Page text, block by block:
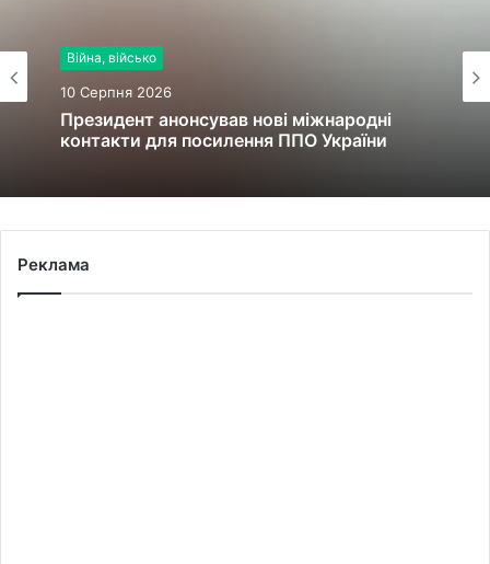
Війна, військо
10 Серпня 2026
Президент анонсував нові міжнародні
контакти для посилення ППО України
Реклама